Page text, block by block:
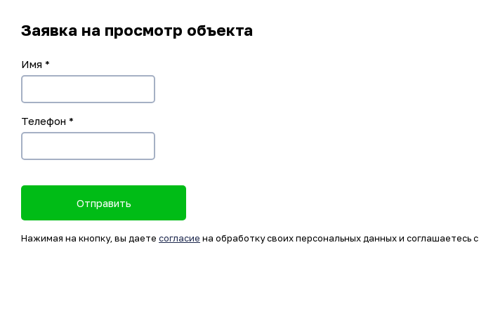
Заявка на просмотр объекта
Имя *
Телефон *
Отправить
Нажимая на кнопку, вы даете согласие на обработку своих персональных данных и соглашаетесь с